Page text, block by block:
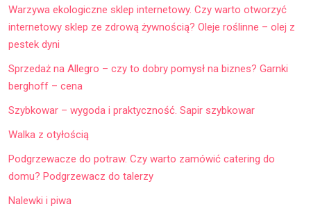
Warzywa ekologiczne sklep internetowy. Czy warto otworzyć
internetowy sklep ze zdrową żywnością? Oleje roślinne – olej z
pestek dyni
Sprzedaż na Allegro – czy to dobry pomysł na biznes? Garnki
berghoff – cena
Szybkowar – wygoda i praktyczność. Sapir szybkowar
Walka z otyłością
Podgrzewacze do potraw. Czy warto zamówić catering do
domu? Podgrzewacz do talerzy
Nalewki i piwa